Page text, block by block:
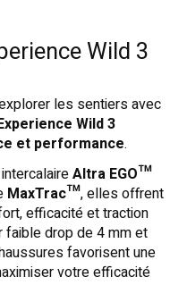
Wild 3
les sentiers avec
Wild 3
et performance.
Altra EGO™
MaxTrac™, elles offrent
efficacité et traction
faible drop de 4 mm et
favorisent une
votre efficacité